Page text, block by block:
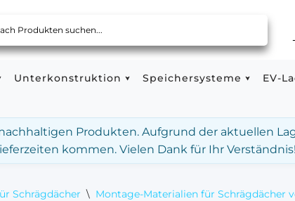
Unterkonstruktion Speichersysteme EV-
Produkten. Aufgrund der aktuellen
kommen. Vielen Dank für Ihr Verständnis!
Schrägdächer \ Montage-Materialien für Schrägdächer